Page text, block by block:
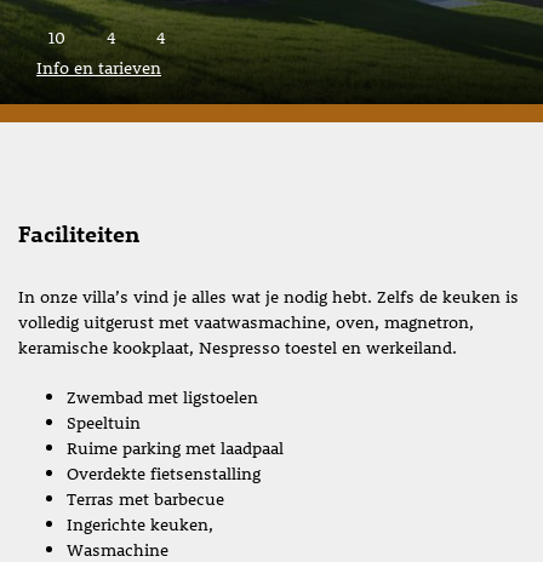
10 4
4
Info en tarieven
Faciliteiten
In onze villa’s vind je alles wat je nodig hebt. Zelfs de keuken is
volledig uitgerust met vaatwasmachine, oven, magnetron,
keramische kookplaat, Nespresso toestel en werkeiland.
Zwembad met ligstoelen
Speeltuin
Ruime parking met laadpaal
Overdekte fietsenstalling
Terras met barbecue
Ingerichte keuken,
Wasmachine